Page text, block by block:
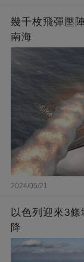
幾千枚飛彈壓
南海
2024/05/21
以色列迎來3
降